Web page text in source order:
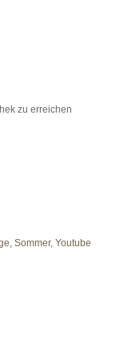
zu erreichen
Sommer, Youtube